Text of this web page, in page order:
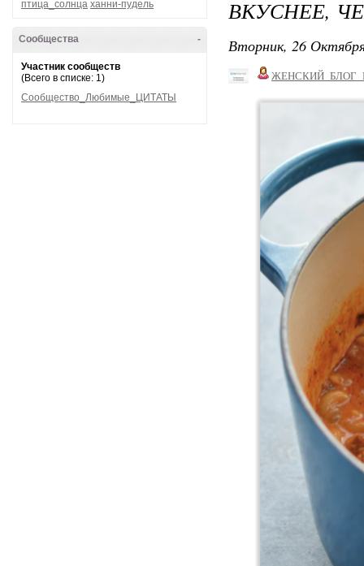
птица_солнца ханни-пудель
-
Сообщества
Участник сообществ
(Всего в списке: 1)
Сообщество_Любимые_ЦИТАТЫ
ВКУСНЕЕ,
Вторник, 26